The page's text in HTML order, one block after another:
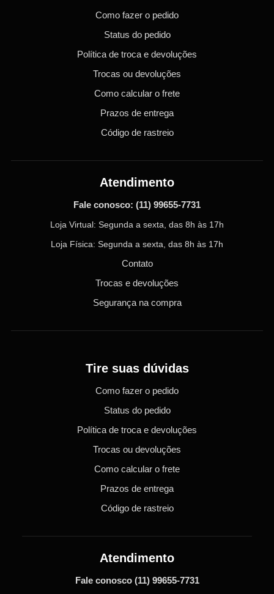
Como fazer o pedido
Status do pedido
Política de troca e devoluções
Trocas ou devoluções
Como calcular o frete
Prazos de entrega
Código de rastreio
Atendimento
Fale conosco: (11) 99655-7731
Loja Virtual: Segunda a sexta, das 8h às 17h
Loja Física: Segunda a sexta, das 8h às 17h
Contato
Trocas e devoluções
Segurança na compra
Tire suas dúvidas
Como fazer o pedido
Status do pedido
Política de troca e devoluções
Trocas ou devoluções
Como calcular o frete
Prazos de entrega
Código de rastreio
Atendimento
Fale conosco (11) 99655-7731